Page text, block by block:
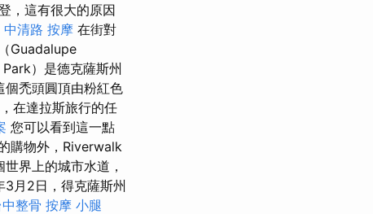
，這有很大的原因
中清路 按摩 在街對
Guadalupe
Park）是德克薩斯州
個禿頭圓頂由粉紅色
在達拉斯旅行的任
您可以看到這一點
購物外，Riverwalk
界上的城市水道，
3月2日，得克薩斯州
中整骨 按摩 小腿